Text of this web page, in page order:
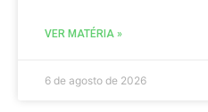
VER MATÉRIA »
6 de agosto de 2026